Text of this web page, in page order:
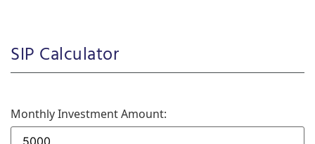
SIP Calculator
Monthly Investment Amount: